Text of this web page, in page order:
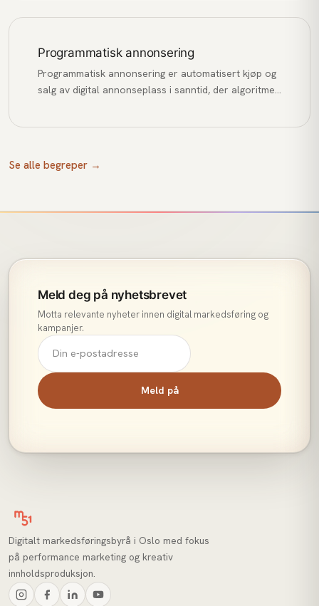
Programmatisk annonsering
Programmatisk annonsering er automatisert kjøp og
salg av digital annonseplass i sanntid, der algoritmer
Se alle begreper →
Meld deg på nyhetsbrevet
Motta relevante nyheter innen digital markedsføring og
kampanjer.
Meld på
Digitalt markedsføringsbyrå i Oslo med fokus
på performance marketing og kreativ
innholdsproduksjon.